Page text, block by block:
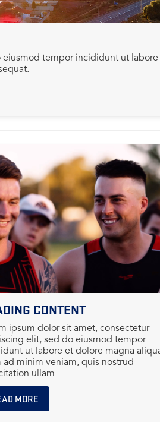
tempor incididunt ut
CONTENT
ipsum dolor sit amet, consectetur
elit, sed do eiusmod tempor
ut labore et dolore magna
ad minim veniam, quis nostrud
ullam
MORE